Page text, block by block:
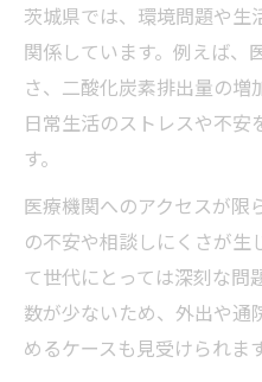
生きづらい思い
コツ
生きづらい人が
題点
生きづらい人が
り入れる
生きづらい気持
い方
生きづらい環境
茨城県では、環境問題や生
関係しています。例えば、
さ、二酸化炭素排出量の増
日常生活のストレスや不安
す。
医療機関へのアクセスが限
の不安や相談しにくさが
て世代にとっては深刻な問
数が少ないため、外出や通
めるケースも見受けられます